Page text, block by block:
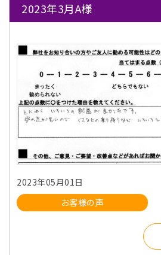
2023年3月A様
2023年05月01日
お客様の声